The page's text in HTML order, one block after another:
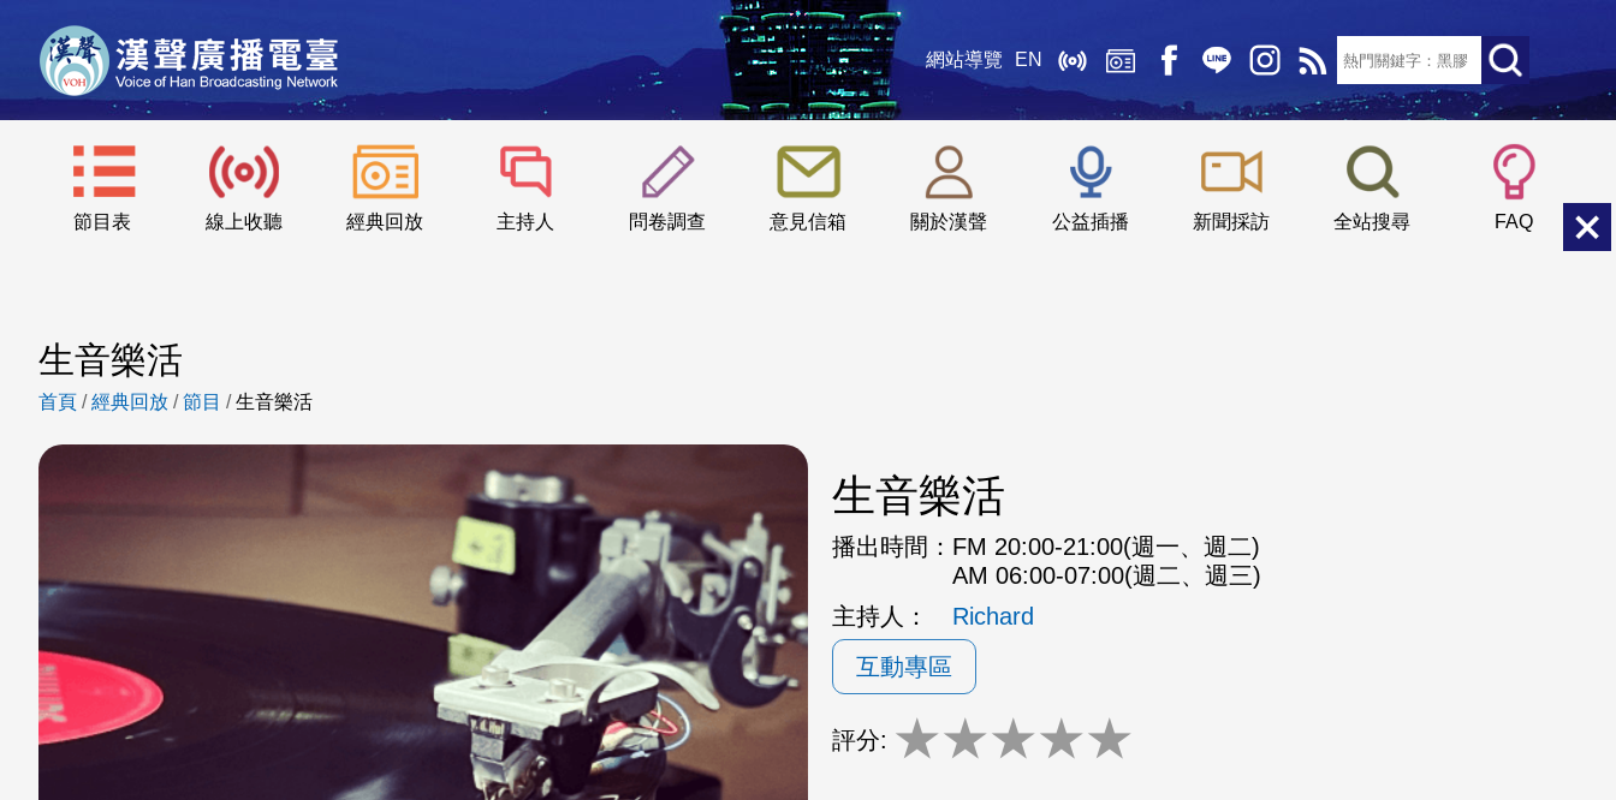
網站導覽 EN
節目表 線上收聽 經典回放 主持人 問卷調查 意見信箱 關於漢聲 公益插播 新聞採訪 全站搜尋 FAQ
::: 小 中
生音樂活
首頁 /經典回放 /節目 /生音樂活
生音樂活
播出時間： FM 20:00-21:00(週一、週二)
AM 06:00-07:00(週二、週三)
主持人：
Richard
互動專區
評分: ★★★★★